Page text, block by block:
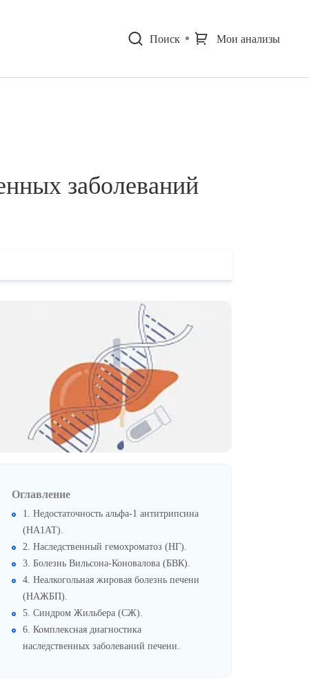
Поиск Мои анализы
заболеваний
Оглавление
1. Недостаточность альфа-1 антитрипсина
(НА1АТ).
2. Наследственный гемохроматоз (НГ).
3. Болезнь Вильсона-Коновалова (БВК).
4. Неалкогольная жировая болезнь печени
(НАЖБП).
5. Синдром Жильбера (СЖ).
6. Комплексная диагностика
наследственных заболеваний печени.